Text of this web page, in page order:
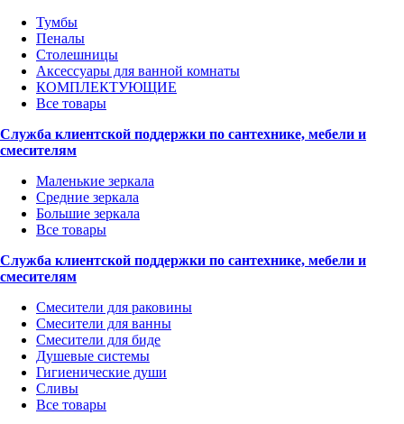
Тумбы
Пеналы
Столешницы
Аксессуары для ванной комнаты
КОМПЛЕКТУЮЩИЕ
Все товары
Служба клиентской поддержки по сантехнике, мебели и
смесителям
Маленькие зеркала
Средние зеркала
Большие зеркала
Все товары
Служба клиентской поддержки по сантехнике, мебели и
смесителям
Смесители для раковины
Смесители для ванны
Смесители для биде
Душевые системы
Гигиенические души
Сливы
Все товары